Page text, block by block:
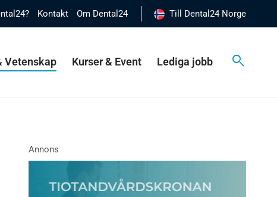
Kontakt Om Dental24 Till Dental24 Norge
Vetenskap Kurser & Event Lediga jobb